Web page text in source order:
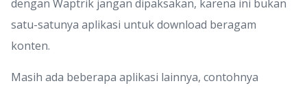
dengan Waptrik jangan dipaksakan, karena ini bukan
satu-satunya aplikasi untuk download beragam
konten.
Masih ada beberapa aplikasi lainnya, contohnya